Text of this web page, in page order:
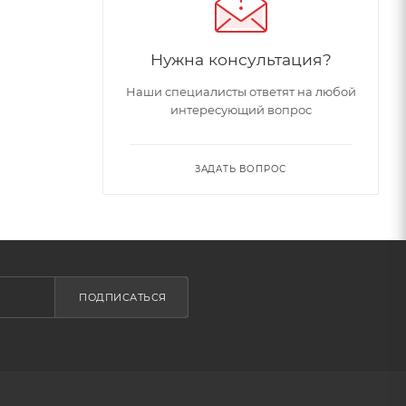
Нужна консультация?
Наши специалисты ответят на любой
интересующий вопрос
ЗАДАТЬ ВОПРОС
ПОДПИСАТЬСЯ